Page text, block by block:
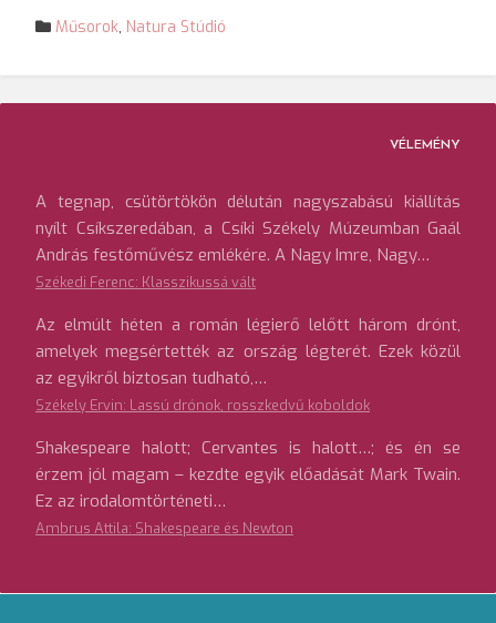
Műsorok, Natura Stúdió
VÉLEMÉNY
A tegnap, csütörtökön délután nagyszabású kiállítás
nyílt Csíkszeredában, a Csíki Székely Múzeumban Gaál
András festőművész emlékére. A Nagy Imre, Nagy…
Székedi Ferenc: Klasszikussá vált
Az elmúlt héten a román légierő lelőtt három drónt,
amelyek megsértették az ország légterét. Ezek közül
az egyikről biztosan tudható,…
Székely Ervin: Lassú drónok, rosszkedvű koboldok
Shakespeare halott; Cervantes is halott…; és én se
érzem jól magam – kezdte egyik előadását Mark Twain.
Ez az irodalomtörténeti…
Ambrus Attila: Shakespeare és Newton